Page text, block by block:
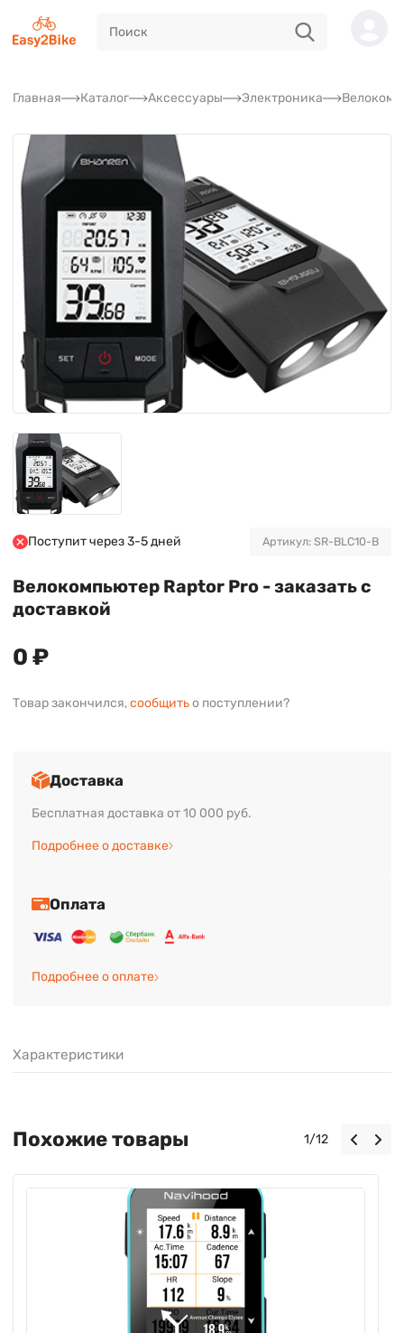
Главная Каталог Аксессуары Электроника
Поступит через 3-5 дней Артикул: SR-BLC10-B
Велокомпьютер Raptor Pro - заказать с
доставкой
0 ₽
Товар закончился,сообщитьо поступлении?
Доставка
Бесплатная доставка от 10 000 руб.
Подробнее о доставке
Оплата
Подробнее о оплате
Характеристики
Похожие товары 1/12